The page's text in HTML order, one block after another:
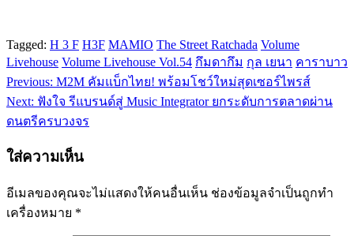
Tagged: H 3 F H3F MAMIO The Street Ratchada Volume
Livehouse Volume Livehouse Vol.54 กึมดากึม กุล เยนา คาราบาว
แนะแนว
เรื่อง
Previous: M2M คัมแบ็กไทย! พร้อมโชว์ใหม่สุดเซอร์ไพรส์
Next: ฟังใจ รีแบรนด์สู่ Music Integrator ยกระดับการตลาดผ่าน
ดนตรีครบวงจร
ใส่ความเห็น
อีเมลของคุณจะไม่แสดงให้คนอื่นเห็น ช่องข้อมูลจำเป็นถูกทำ
เครื่องหมาย *